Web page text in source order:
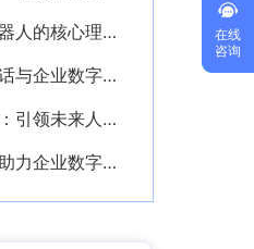
深入解析智能聊天机器人的核心理念与应用价值
智能机器人之间的对话与企业数字化转型的深度融合探析
智能机器人聊天软件：引领未来人机交互的新纪元
在线智能聊天机器人助力企业数字化转型创新服务模式
在线
咨询